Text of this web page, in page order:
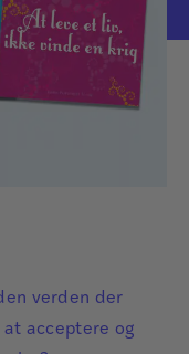
verden der
acceptere og